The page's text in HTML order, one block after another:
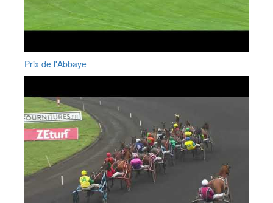
Prix de l'Abbaye